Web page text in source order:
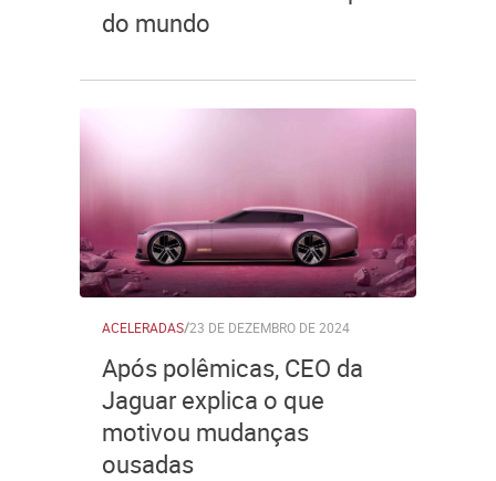
do mundo
ACELERADAS/23 DE DEZEMBRO DE 2024
Após polêmicas, CEO da
Jaguar explica o que
motivou mudanças
ousadas